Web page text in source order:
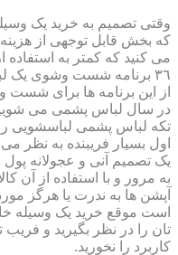
وقتی تصمیم به خرید یک
که بخش قابل توجهی از هزینه
می کنید که کمتر به استفاده
٣٦ برنامه شست وشوی یک
از این برنامه ها برای
در سال لباس پشمی می
تکه لباس پشمی لباسشویی
اول بسیار فریبنده به
یک تصمیم آنی و عجولانه پول
به مرور و با استفاده از آن
آپشن ها به ندرت یا هرگز
است موقع خرید یک وسیله
تان را در نظر بگیرید و
کاربرد را نخورید.